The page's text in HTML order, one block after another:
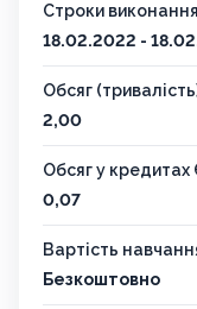
Строки
18.02.2022 -
Обсяг
2,00
Обсяг у
0,07
Вартість
Безкоштовно